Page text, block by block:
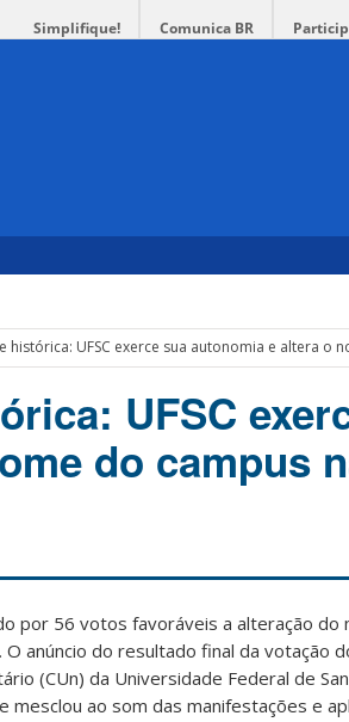
Simplifique! Comunica BR
histórica: UFSC exerce sua autonomia e altera o
UFSC
do campus
por 56 votos favoráveis a alteração do
O anúncio do resultado final da votação
(CUn) da Universidade Federal de
mesclou ao som das manifestações e